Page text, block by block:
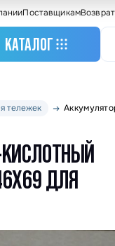
Поставщикам
КАТАЛОГ
Станочное
оборудование
Складское
Крановое
тележек
ДЛЯ